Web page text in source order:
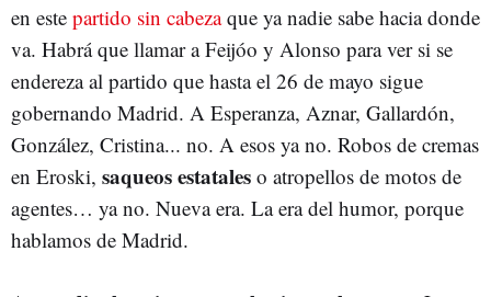
en este partido sin cabezaque ya nadie sabe hacia donde
va. Habrá que llamar a Feijóo y Alonso para ver si se
endereza al partido que hasta el 26 de mayo sigue
gobernando Madrid. A Esperanza, Aznar, Gallardón,
González, Cristina... no. A esos ya no. Robos de cremas
en Eroski, saqueosestatales o atropellos de motos de
agentes… ya no. Nueva era. La era del humor, porque
hablamos de Madrid.